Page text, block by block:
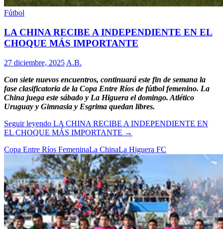
Fútbol
LA CHINA RECIBE A INDEPENDIENTE EN EL
CHOQUE MÁS IMPORTANTE
27 diciembre, 2025 A.B.
Con siete nuevos encuentros, continuará este fin de semana la
fase clasificatoria de la Copa Entre Ríos de fútbol femenino. La
China juega este sábado y La Higuera el domingo. Atlético
Uruguay y Gimnasia y Esgrima quedan libres.
Seguir leyendo LA CHINA RECIBE A INDEPENDIENTE EN
EL CHOQUE MÁS IMPORTANTE →
Copa Entre Ríos FemeninaLa ChinaLa Higuera FC